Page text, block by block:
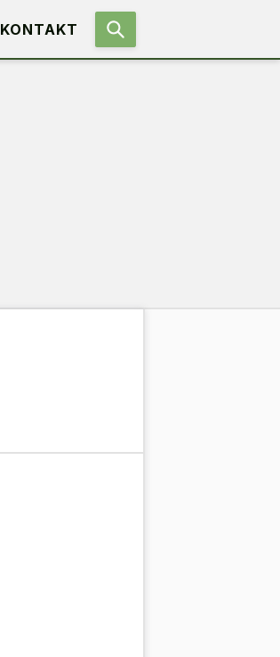
KONTAKT